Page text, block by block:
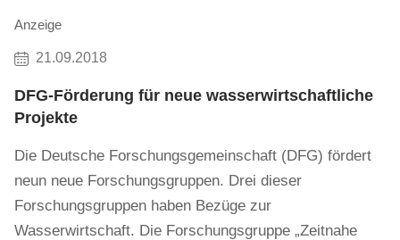
Anzeige
21.09.2018
DFG-Förderung für neue wasserwirtschaftliche
Projekte
Die Deutsche Forschungsgemeinschaft (DFG) fördert
neun neue Forschungsgruppen. Drei dieser
Forschungsgruppen haben Bezüge zur
Wasserwirtschaft. Die Forschungsgruppe „Zeitnahe